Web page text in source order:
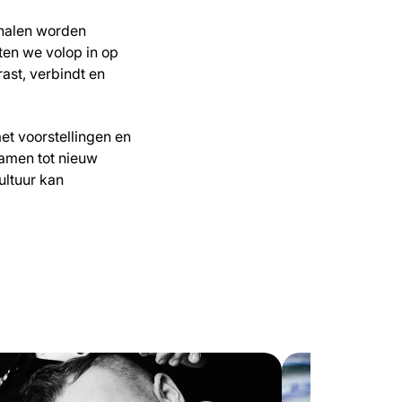
worden
we volop in op
verbindt en
voorstellingen en
tot nieuw
kan